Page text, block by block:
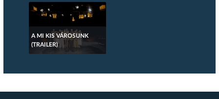
A MI KIS VÁROSUNK
(TRAILER)